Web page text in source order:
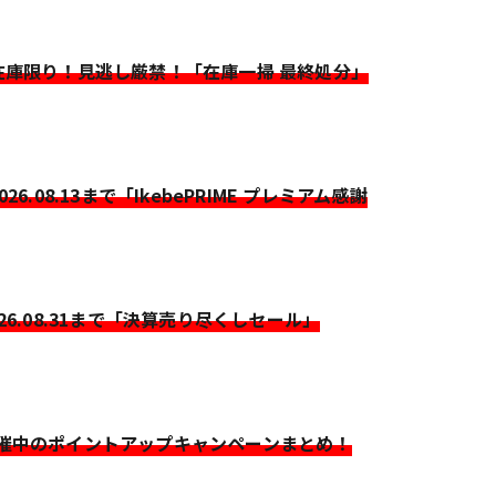
限り！見逃し厳禁！「在庫一掃 最終処分」
まで「IkebePRIME プレミアム感謝
まで「決算売り尽くしセール」
中のポイントアップキャンペーンまとめ！